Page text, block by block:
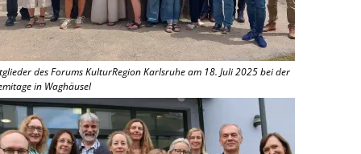
des Forums KulturRegion Karlsruhe am 18. Juli 2025 bei der
in Waghäusel